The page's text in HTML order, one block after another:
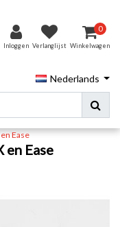
Inloggen Verlanglijst
0
Winkelwagen
Nederlands
Ease
Ease